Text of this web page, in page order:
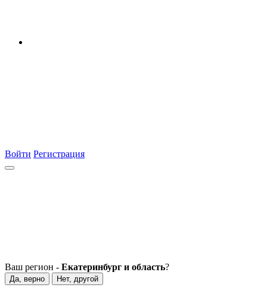
Войти Регистрация
Ваш регион - Екатеринбург и область?
Да, верно Нет, другой